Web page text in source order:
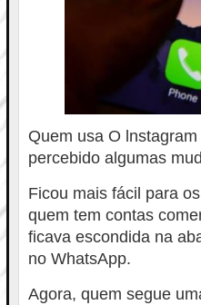
Quem usa O
percebido algumas
Ficou mais fácil para
quem tem contas
ficava escondida na
no WhatsApp.
Agora, quem segue